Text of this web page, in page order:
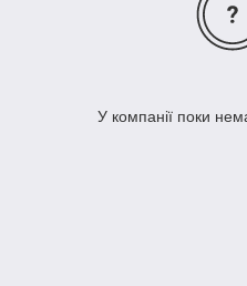
У компанії поки